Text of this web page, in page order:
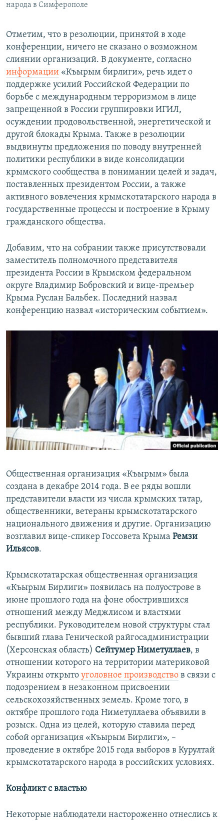
народа в Симферополе
Отметим, что в резолюции, принятой в ходе
конференции, ничего не сказано о возможном
слиянии организаций. В документе, согласно
информации «Къырым бирлиги», речь идет о
поддержке усилий Российской Федерации по
борьбе с международным терроризмом в лице
запрещенной в России группировки ИГИЛ,
осуждении продовольственной, энергетической и
другой блокады Крыма. Также в резолюции
выдвинуты предложения по поводу внутренней
политики республики в виде консолидации
крымского сообщества в понимании целей и задач,
поставленных президентом России, а также
активного вовлечения крымскотатарского народа в
государственные процессы и построение в Крыму
гражданского общества.
Добавим, что на собрании также присутствовали
заместитель полномочного представителя
президента России в Крымском федеральном
округе Владимир Бобровский и вице-премьер
Крыма Руслан Бальбек. Последний назвал
конференцию назвал «историческим событием».
Общественная организация «Къырым» была
создана в декабре 2014 года. В ее ряды вошли
представители власти из числа крымских татар,
общественники, ветераны крымскотатарского
национального движения и другие. Организацию
возглавил вице-спикер Госсовета Крыма Ремзи
Ильясов.
Крымскотатарская общественная организация
«Къырым Бирлиги» появилась на полуострове в
июне прошлого года на фоне обострившихся
отношений между Меджлисом и властями
республики. Руководителем новой структуры стал
бывший глава Генической райгосадминистрации
(Херсонская область) Сейтумер Ниметуллаев, в
отношении которого на территории материковой
Украины открыто уголовное производство в связи с
подозрением в незаконном присвоении
сельскохозяйственных земель. Кроме того, в
октябре прошлого года Ниметуллаева объявили в
розыск. Одна из целей, которую ставила перед
собой организация «Къырым Бирлиги», –
проведение в октябре 2015 года выборов в Курултай
крымскотатарского народа в российских условиях.
Конфликт с властью
Некоторые наблюдатели настороженно отнеслись к